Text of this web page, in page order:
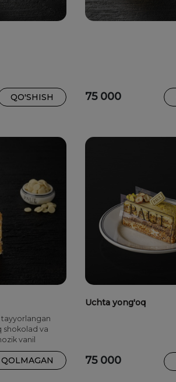
QO'SHISH 75 000
tayyorlangan
shokolad va
vanil
QOLMAGAN
Uchta yong'oq
75 000